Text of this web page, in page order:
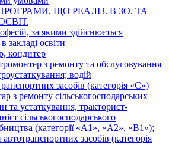
ЩО РЕАЛІЗ. В ЗО. ТА
за якими здійснюється
закладі освіти
кондитер
з ремонту та обслуговування
водій
засобів (категорія «С»)
з ремонту сільськогосподарських
та устаткування, тракторист-
сільськогосподарського
(категорії «А1», «А2», «В1»);
автотранспортних засобів (категорія